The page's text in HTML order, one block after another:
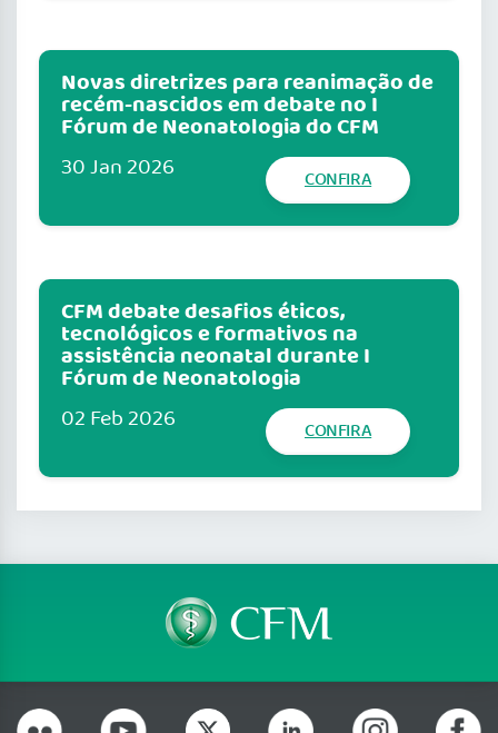
Novas diretrizes para reanimação de
recém-nascidos em debate no I
Fórum de Neonatologia do CFM
30 Jan 2026 CONFIRA
CFM debate desafios éticos,
tecnológicos e formativos na
assistência neonatal durante I
Fórum de Neonatologia
02 Feb 2026 CONFIRA